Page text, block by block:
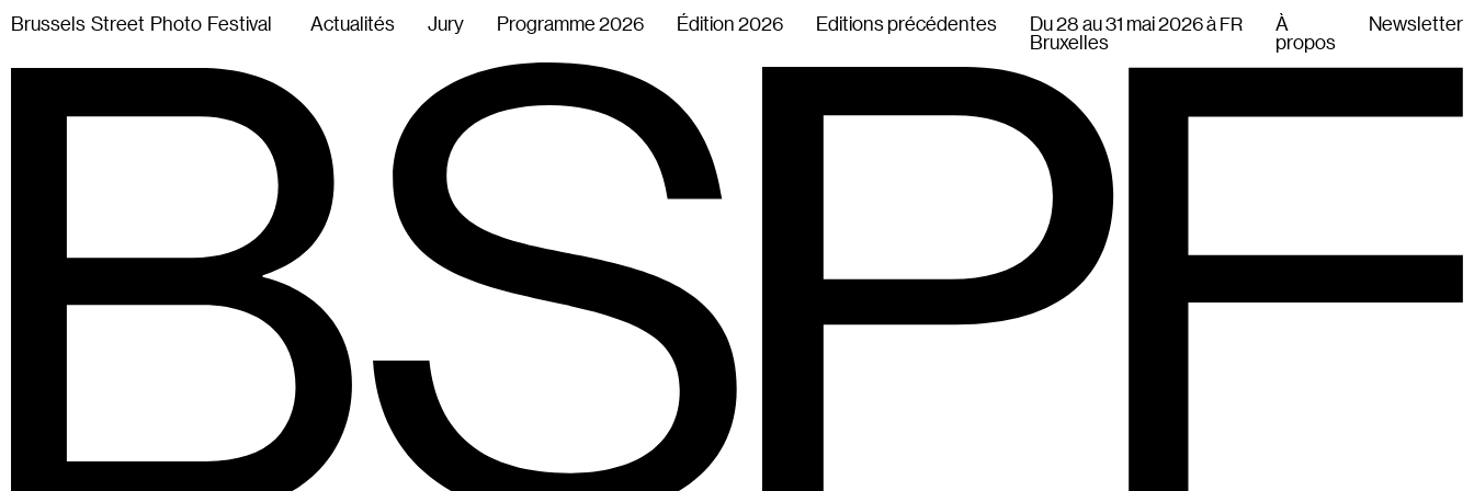
Brussels Street Photo Festival Actualités Jury Programme 2026 Édition 2026 Editions précédentes Du 28 au 31 mai 2026 à
Bruxelles
FR À
propos
Newsletter